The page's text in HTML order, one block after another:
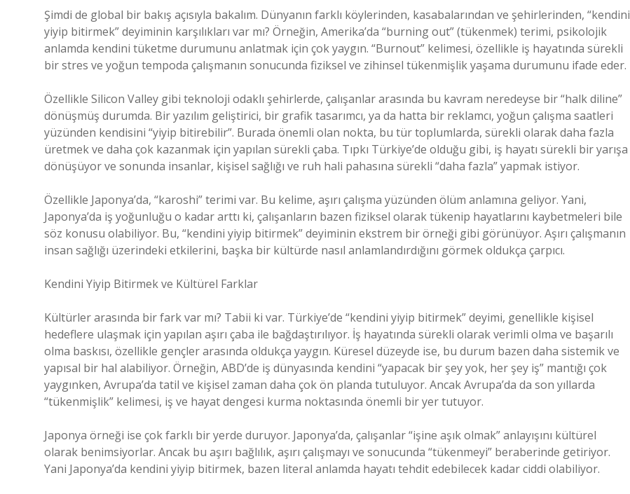
Şimdi de global bir bakış açısıyla bakalım. Dünyanın farklı köylerinden, kasabalarından ve şehirlerinden, “kendini
yiyip bitirmek” deyiminin karşılıkları var mı? Örneğin, Amerika’da “burning out” (tükenmek) terimi, psikolojik
anlamda kendini tüketme durumunu anlatmak için çok yaygın. “Burnout” kelimesi, özellikle iş hayatında sürekli
bir stres ve yoğun tempoda çalışmanın sonucunda fiziksel ve zihinsel tükenmişlik yaşama durumunu ifade eder.
Özellikle Silicon Valley gibi teknoloji odaklı şehirlerde, çalışanlar arasında bu kavram neredeyse bir “halk diline”
dönüşmüş durumda. Bir yazılım geliştirici, bir grafik tasarımcı, ya da hatta bir reklamcı, yoğun çalışma saatleri
yüzünden kendisini “yiyip bitirebilir”. Burada önemli olan nokta, bu tür toplumlarda, sürekli olarak daha fazla
üretmek ve daha çok kazanmak için yapılan sürekli çaba. Tıpkı Türkiye’de olduğu gibi, iş hayatı sürekli bir yarışa
dönüşüyor ve sonunda insanlar, kişisel sağlığı ve ruh hali pahasına sürekli “daha fazla” yapmak istiyor.
Özellikle Japonya’da, “karoshi” terimi var. Bu kelime, aşırı çalışma yüzünden ölüm anlamına geliyor. Yani,
Japonya’da iş yoğunluğu o kadar arttı ki, çalışanların bazen fiziksel olarak tükenip hayatlarını kaybetmeleri bile
söz konusu olabiliyor. Bu, “kendini yiyip bitirmek” deyiminin ekstrem bir örneği gibi görünüyor. Aşırı çalışmanın
insan sağlığı üzerindeki etkilerini, başka bir kültürde nasıl anlamlandırdığını görmek oldukça çarpıcı.
Kendini Yiyip Bitirmek ve Kültürel Farklar
Kültürler arasında bir fark var mı? Tabii ki var. Türkiye’de “kendini yiyip bitirmek” deyimi, genellikle kişisel
hedeflere ulaşmak için yapılan aşırı çaba ile bağdaştırılıyor. İş hayatında sürekli olarak verimli olma ve başarılı
olma baskısı, özellikle gençler arasında oldukça yaygın. Küresel düzeyde ise, bu durum bazen daha sistemik ve
yapısal bir hal alabiliyor. Örneğin, ABD’de iş dünyasında kendini “yapacak bir şey yok, her şey iş” mantığı çok
yaygınken, Avrupa’da tatil ve kişisel zaman daha çok ön planda tutuluyor. Ancak Avrupa’da da son yıllarda
“tükenmişlik” kelimesi, iş ve hayat dengesi kurma noktasında önemli bir yer tutuyor.
Japonya örneği ise çok farklı bir yerde duruyor. Japonya’da, çalışanlar “işine aşık olmak” anlayışını kültürel
olarak benimsiyorlar. Ancak bu aşırı bağlılık, aşırı çalışmayı ve sonucunda “tükenmeyi” beraberinde getiriyor.
Yani Japonya’da kendini yiyip bitirmek, bazen literal anlamda hayatı tehdit edebilecek kadar ciddi olabiliyor.